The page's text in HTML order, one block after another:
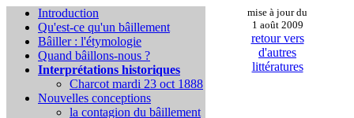
Introduction
Qu'est-ce qu'un bâillement
Bâiller : l'étymologie
Quand bâillons-nous ?
Interprétations historiques
Charcot mardi 23 oct 1888
Nouvelles conceptions
la contagion du bâillement
mise à jour du
1 août 2009
retour vers
d'autres
littératures